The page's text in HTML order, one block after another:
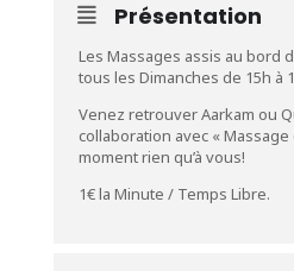
Présentation
Les Massages assis au bord
tous les Dimanches de 15h à
Venez retrouver Aarkam ou
collaboration avec «
moment rien qu’à vous!
1€ la Minute / Temps Libre.